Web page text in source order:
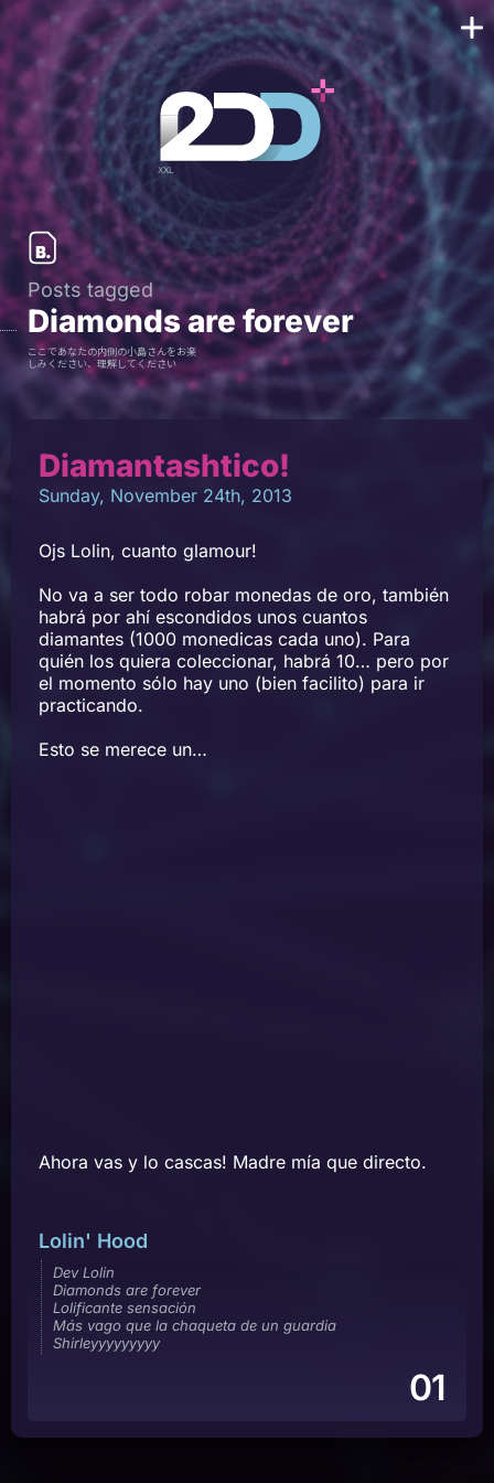
Posts tagged
Diamonds are forever
ここであなたの内側の小島さんをお楽
しみください、理解してください
Diamantashtico!
Sunday, November 24th, 2013
Ojs Lolin, cuanto glamour!
No va a ser todo robar monedas de oro, también
habrá por ahí escondidos unos cuantos
diamantes (1000 monedicas cada uno). Para
quién los quiera coleccionar, habrá 10… pero por
el momento sólo hay uno (bien facilito) para ir
practicando.
Esto se merece un…
Ahora vas y lo cascas! Madre mía que directo.
Lolin' Hood
Dev Lolin
Diamonds are forever
Lolificante sensación
Más vago que la chaqueta de un guardia
Shirleyyyyyyyyy
01